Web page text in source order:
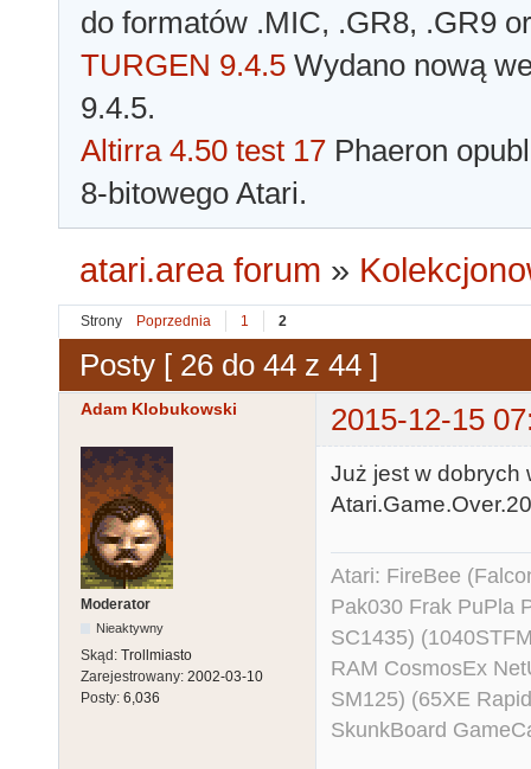
do formatów .MIC, .GR8, .GR9
TURGEN 9.4.5 Wydano nową
9.4.5.
Altirra 4.50 test 17 Phaeron
8-bitowego Atari.
atari.area forum »
Strony Poprzednia 1 2
Posty [ 26 do 44 z 44 ]
Adam Klobukowski 2015-12-15
Moderator
Nieaktywny
Skąd: Trollmiasto
Zarejestrowany: 2002-03-10
Posty: 6,036
Już jest w dobrych
Atari: FireBee
Pak030 Frak PuPla
SC1435)
RAM CosmosEx
SM125) (65XE
SkunkBoard